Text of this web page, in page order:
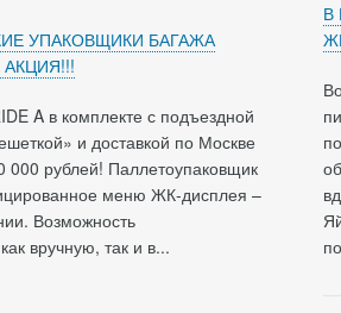
УПАКОВЩИКИ БАГАЖА
АКЦИЯ!!!
A в комплекте с подъездной
и доставкой по Москве
рублей! Паллетоупаковщик
меню ЖК-дисплея –
Возможность
вручную, так и в...
В